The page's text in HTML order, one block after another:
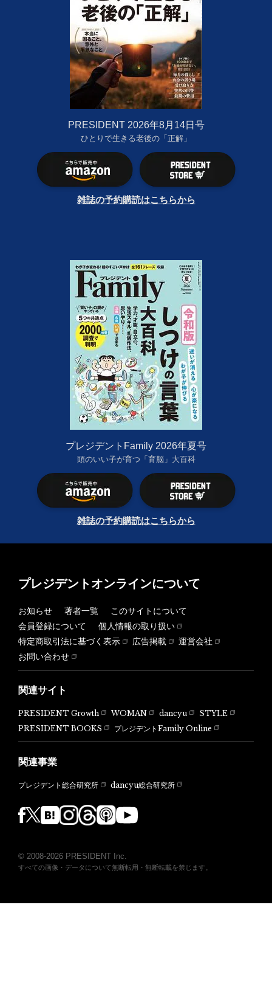
PRESIDENT 2026年8月14日号
ひとりで生きる老後の「正解」
雑誌の予約購読はこちらから
プレジデントFamily 2026年夏号
頭のいい子が育つ「育脳」大百科
雑誌の予約購読はこちらから
プレジデントオンラインについて
お知らせ 著者一覧
このサイトについて
会員登録について
個人情報の取り扱い
特定商取引法に基づく表示
広告掲載
運営会社
お問い合わせ
関連サイト
PRESIDENT Growth WOMAN dancyu
STYLE
PRESIDENT BOOKS
プレジデントFamily Online
関連事業
プレジデント総合研究所 dancyu総合研究所
© 2008-2026 PRESIDENT Inc.
すべての画像・データについて無断転用・無断転載を禁じます。